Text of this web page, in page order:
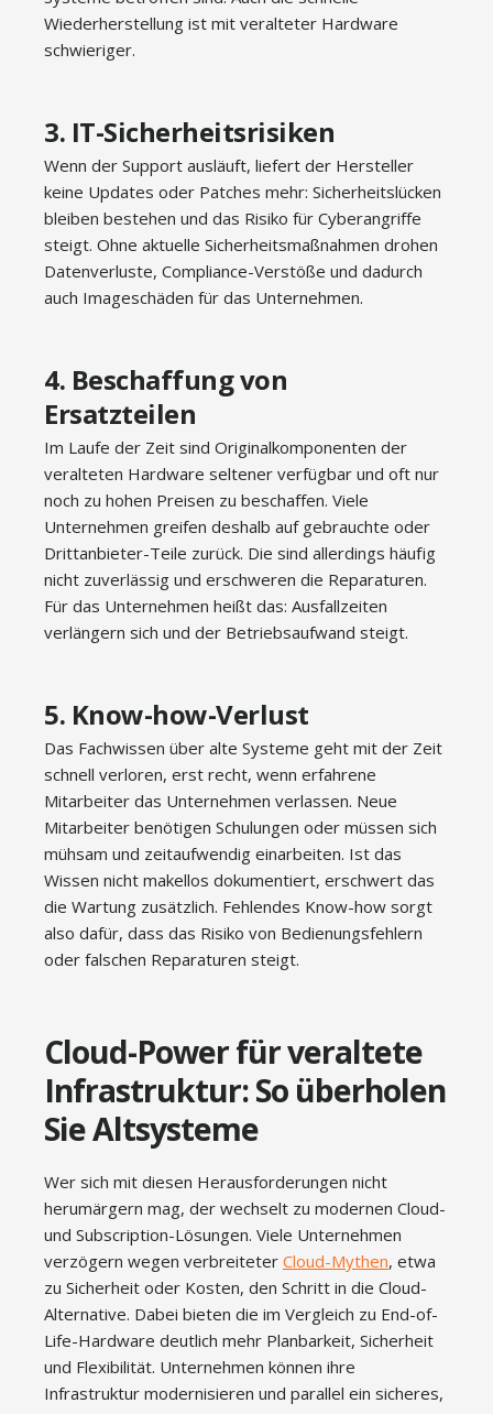
Wiederherstellung ist mit veralteter Hardware
schwieriger.
3. IT-Sicherheitsrisiken
Wenn der Support ausläuft, liefert der Hersteller
keine Updates oder Patches mehr: Sicherheitslücken
bleiben bestehen und das Risiko für Cyberangriffe
steigt. Ohne aktuelle Sicherheitsmaßnahmen drohen
Datenverluste, Compliance-Verstöße und dadurch
auch Imageschäden für das Unternehmen.
4. Beschaffung von
Ersatzteilen
Im Laufe der Zeit sind Originalkomponenten der
veralteten Hardware seltener verfügbar und oft nur
noch zu hohen Preisen zu beschaffen. Viele
Unternehmen greifen deshalb auf gebrauchte oder
Drittanbieter-Teile zurück. Die sind allerdings häufig
nicht zuverlässig und erschweren die Reparaturen.
Für das Unternehmen heißt das: Ausfallzeiten
verlängern sich und der Betriebsaufwand steigt.
5. Know-how-Verlust
Das Fachwissen über alte Systeme geht mit der Zeit
schnell verloren, erst recht, wenn erfahrene
Mitarbeiter das Unternehmen verlassen. Neue
Mitarbeiter benötigen Schulungen oder müssen sich
mühsam und zeitaufwendig einarbeiten. Ist das
Wissen nicht makellos dokumentiert, erschwert das
die Wartung zusätzlich. Fehlendes Know-how sorgt
also dafür, dass das Risiko von Bedienungsfehlern
oder falschen Reparaturen steigt.
Cloud-Power für veraltete
Infrastruktur: So überholen
Sie Altsysteme
Wer sich mit diesen Herausforderungen nicht
herumärgern mag, der wechselt zu modernen Cloud-
und Subscription-Lösungen. Viele Unternehmen
verzögern wegen verbreiteter Cloud-Mythen, etwa
zu Sicherheit oder Kosten, den Schritt in die Cloud-
Alternative. Dabei bieten die im Vergleich zu End-of-
Life-Hardware deutlich mehr Planbarkeit, Sicherheit
und Flexibilität. Unternehmen können ihre
Infrastruktur modernisieren und parallel ein sicheres,